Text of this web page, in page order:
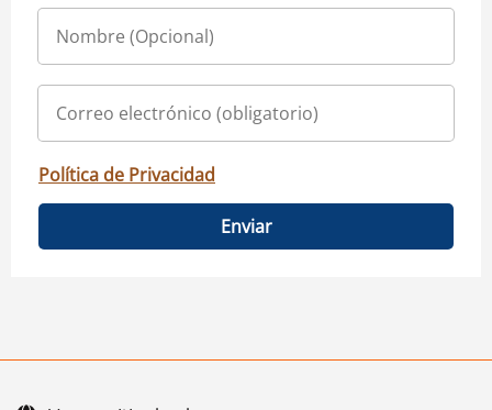
Política de Privacidad
Enviar